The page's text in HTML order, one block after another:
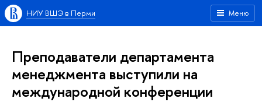
Меню
НИУ ВШЭ в Перми
Преподаватели департамента
менеджмента выступили на
международной конференции